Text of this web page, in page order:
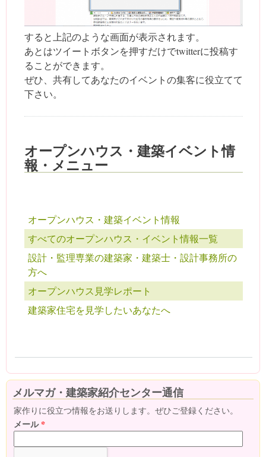
すると上記のような画面が表示されます。
あとはツイートボタンを押すだけでtwitterに投稿す
ることができます。
ぜひ、共有してあなたのイベントの集客に役立てて
下さい。
オープンハウス・建築イベント情
報・メニュー
オープンハウス・建築イベント情報
すべてのオープンハウス・イベント情報一覧
設計・監理専業の建築家・建築士・設計事務所の
方へ
オープンハウス見学レポート
建築家住宅を見学したいあなたへ
メルマガ・建築家紹介センター通信
家作りに役立つ情報をお送りします。ぜひご登録ください。
メール*